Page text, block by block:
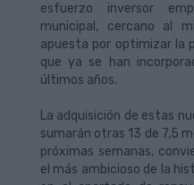
esfuerzo inversor
municipal, cercano al
apuesta por optimizar la
que ya se han
últimos años.
La adquisición de estas
sumarán otras 13 de 7,5
próximas semanas,
el más ambicioso de la